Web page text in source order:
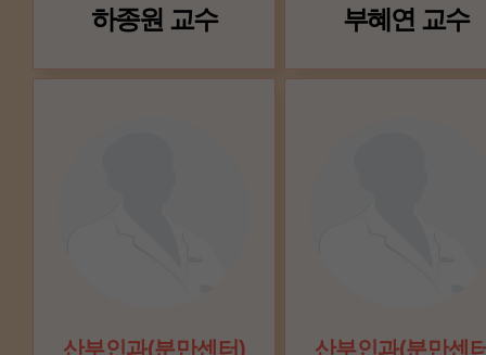
하종원 교수 부혜연 교수
산부인과(분만센터) 산부인과(분만센